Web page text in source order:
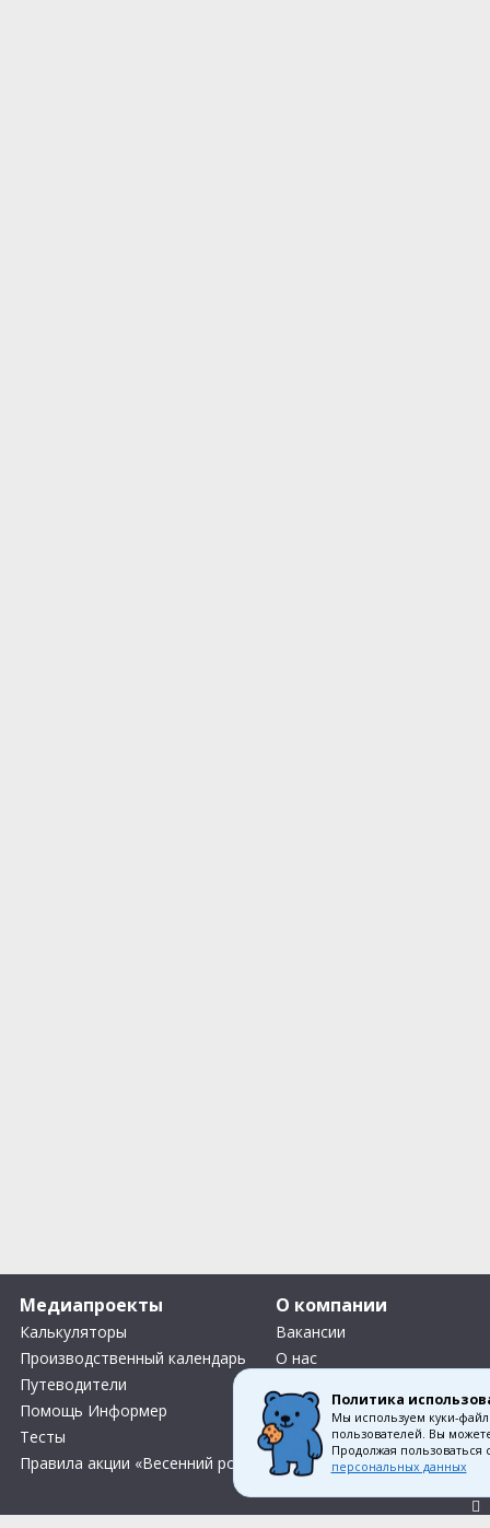
Медиапроекты
Калькуляторы
Производственный календарь
Путеводители
Помощь Информер
Тесты
Правила акции «Весенний розыгрыш Апрель-Май»
О компании
Вакансии
О нас
Что Делать Комьюнити
Политика
Мы используем куки-
пользователей. Вы
Продолжая
персональных данных